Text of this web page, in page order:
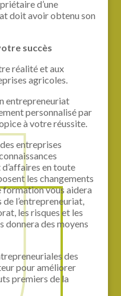
d’une
doit avoir obtenu son
succès
réalité et aux
agricoles.
entrepreneuriat
personnalisé par
à votre réussite.
entreprises
en toute
les changements
vous aidera
l’entrepreneuriat,
les risques et les
donnera des moyens
des
pour améliorer
premiers de la